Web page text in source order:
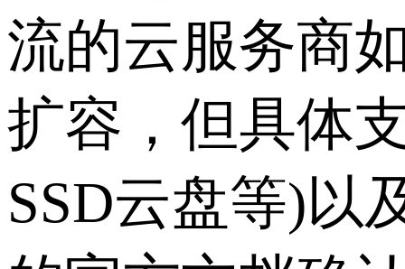
流的云服务商
扩容，但具体
SSD云盘等)以